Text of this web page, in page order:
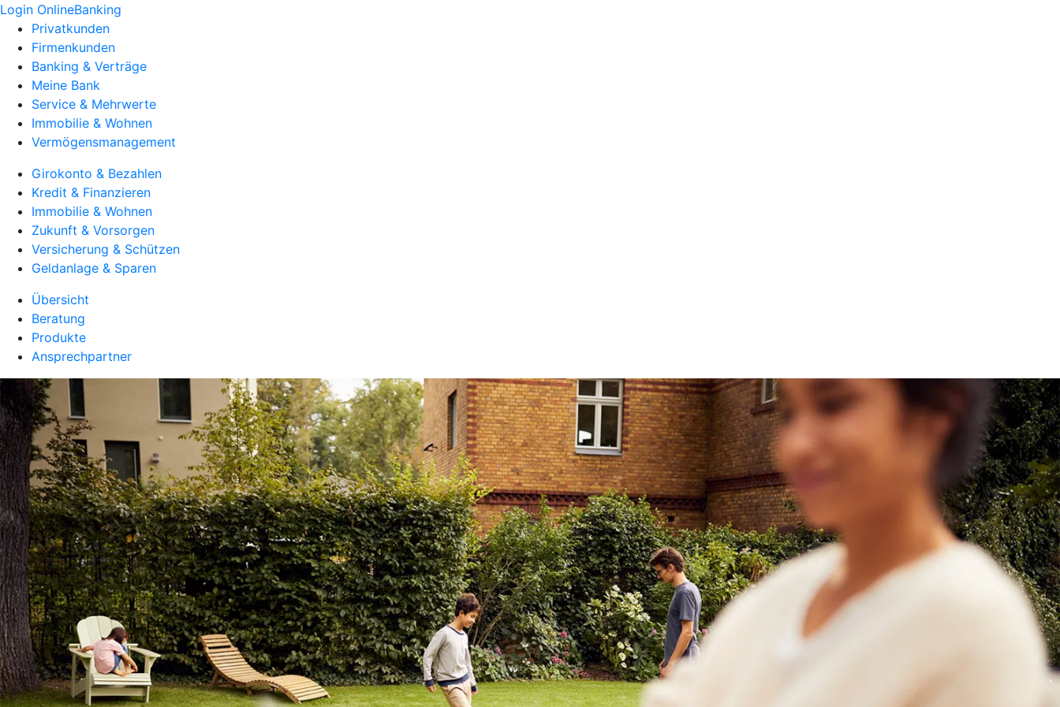
Login OnlineBanking
Privatkunden
Firmenkunden
Banking & Verträge
Meine Bank
Service & Mehrwerte
Immobilie & Wohnen
Vermögensmanagement
Girokonto & Bezahlen
Kredit & Finanzieren
Immobilie & Wohnen
Zukunft & Vorsorgen
Versicherung & Schützen
Geldanlage & Sparen
Übersicht
Beratung
Produkte
Ansprechpartner